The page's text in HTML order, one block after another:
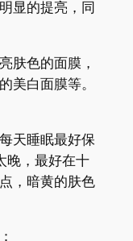
显的提亮，同
色的面膜，
美白面膜等。
天睡眠最好保
晚，最好在十
，暗黄的肤色